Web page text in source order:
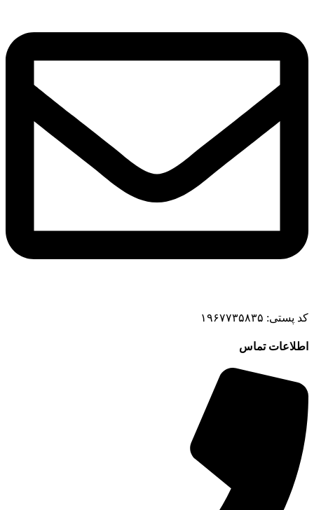
کد پستی: ۱۹۶۷۷۳۵۸۳۵
اطلاعات تماس